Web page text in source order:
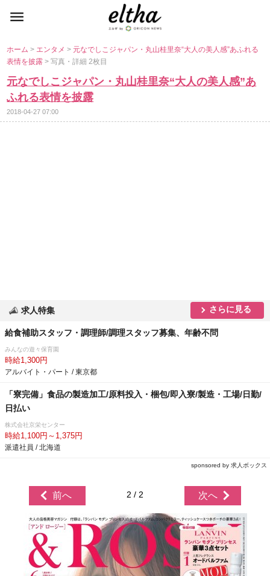
ホーム> エンタメ> 元なでしこジャパン・丸山桂里奈“大人の美人感”あふれる
表情を披露> 写真・詳細 2枚目
元なでしこジャパン・丸山桂里奈“大人の美人感”あ
ふれる表情を披露
2018-04-27 07:00
求人特集 さらに見る
給食補助スタッフ・調理師/調理スタッフ募集、年齢不問
みんなの遊々保育園
時給1,300円
アルバイト・パート / 東京都
「寮完備」食品の製造加工/原料投入・梱包/即入寮/製造・工場/日勤/
日払い
株式会社京栄センター
時給1,100円～1,375円
派遣社員 / 北海道
sponsored by 求人ボックス
前へ 2 / 2 次へ